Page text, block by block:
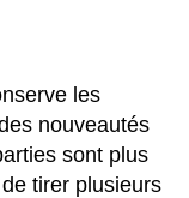
les
nouveautés
sont plus
tirer plusieurs